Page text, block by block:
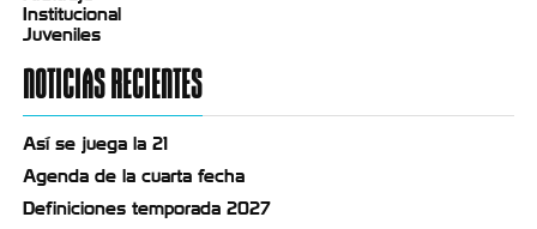
Institucional
Juveniles
NOTICIAS RECIENTES
Así se juega la 21
Agenda de la cuarta fecha
Definiciones temporada 2027